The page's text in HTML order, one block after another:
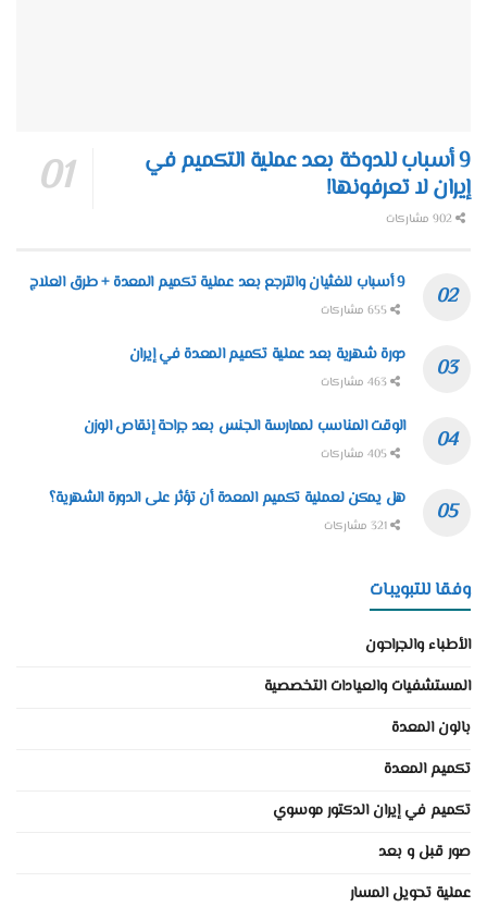
9 أسباب للدوخة بعد عملية التكميم في
إيران لا تعرفونها!
9 أسباب للغثيان والترجع بعد عملية تكميم المعدة + طرق العلاج
دورة شهرية بعد عملية تكميم المعدة في إيران
الوقت المناسب لممارسة الجنس بعد جراحة إنقاص الوزن
هل يمكن لعملية تكميم المعدة أن تؤثر على الدورة الشهرية؟
وفقا للتبويبات
الأطباء والجراحون
المستشفيات والعيادات التخصصية
بالون المعدة
تكميم المعدة
تكميم في إيران الدكتور موسوي
صور قبل و بعد
عملية تحويل المسار